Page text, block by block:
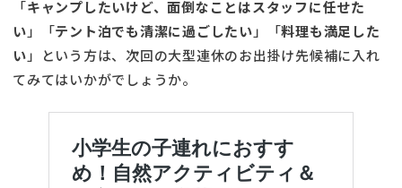
「キャンプしたいけど、面倒なことはスタッフに任せた
い」「テント泊でも清潔に過ごしたい」「料理も満足した
い」という方は、次回の大型連休のお出掛け先候補に入れ
てみてはいかがでしょうか。